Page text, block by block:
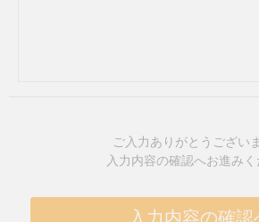
ご入力ありがとうござい
入力内容の確認へお進みく